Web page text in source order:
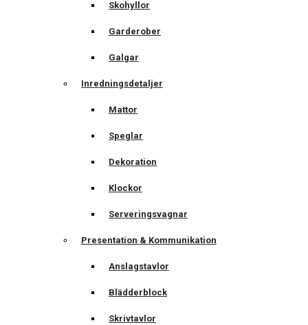
Skohyllor
Garderober
Galgar
Inredningsdetaljer
Mattor
Speglar
Dekoration
Klockor
Serveringsvagnar
Presentation & Kommunikation
Anslagstavlor
Blädderblock
Skrivtavlor